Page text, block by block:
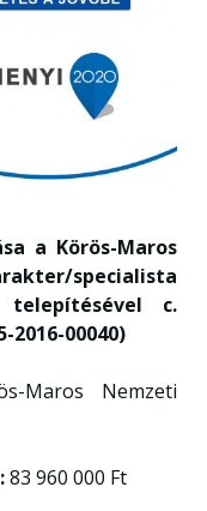
a Körös-Maros
specialista
telepítésével c.
2016-00040)
Maros Nemzeti
83 960 000 Ft